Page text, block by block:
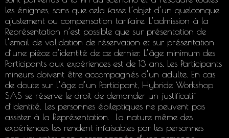
les énigmes, sans que cela fasse l’objet d’un quelconque
ajustement ou compensation tarifaire. L’admission à la
Représentation n’est possible que sur présentation de
l’email de validation de réservation et sur présentation
d’une pièce d’identité de ce dernier. L’âge minimum des
Participants aux expériences est de 13 ans. Les Participants
mineurs doivent être accompagnés d’un adulte. En cas
de doute sur l’âge d’un Participant, Hybride Workshop
SAS se réserve le droit de demander un justificatif
d’identité. Les personnes épileptiques ne peuvent pas
assister à la Représentation. La nature même des
expériences les rendent infaisables par les personnes